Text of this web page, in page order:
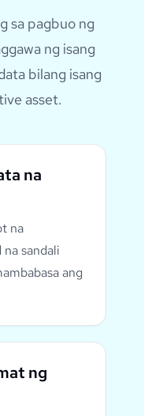
sa pagbuo ng
ng isang
bilang isang
asset.
na
na
sandali
ang
ng